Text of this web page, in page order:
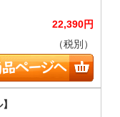
22,390円
（税別）